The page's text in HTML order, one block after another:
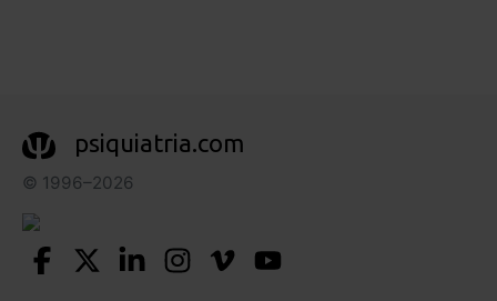
psiquiatria.com
© 1996–2026